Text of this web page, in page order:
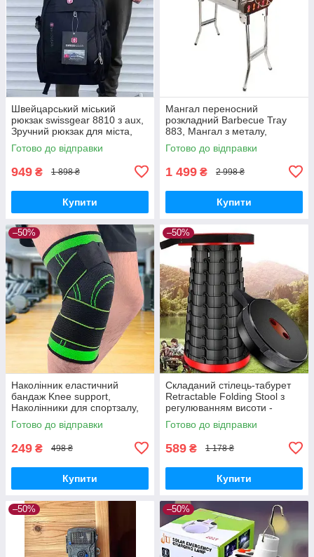
Швейцарський міський
рюкзак swissgear 8810 з aux,
Зручний рюкзак для міста,
Надійний чоловічий рюкзак
Готово до відправки
949 ₴ 1 898 ₴
Купити
Мангал переносний
розкладний Barbecue Tray
883, Мангал з металу,
Мангал-гриль портативний з
решіткою-гриль
Готово до відправки
1 499 ₴ 2 998 ₴
Купити
–50%
Наколінник еластичний
бандаж Knee support,
Наколінники для спортзалу,
Колінний супорт, Фіксатор
коліна.
Готово до відправки
249 ₴ 498 ₴
Купити
–50%
Складаний стілець-табурет
Retractable Folding Stool з
регулюванням висоти -
компактний помічник для
риболовлі і кемпінгу
Готово до відправки
589 ₴ 1 178 ₴
Купити
–50% –50%